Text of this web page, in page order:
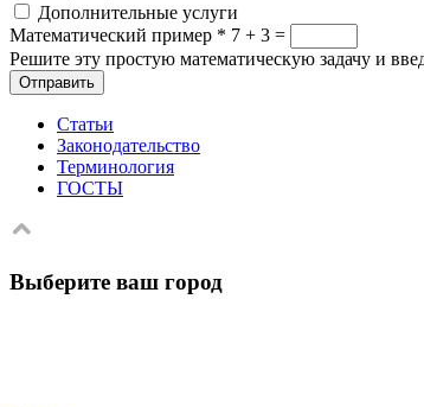
Дополнительные услуги
Математический пример * 7 + 3 =
Решите эту простую математическую задачу и
Отправить
Статьи
Законодательство
Терминология
ГОСТЫ
Выберите ваш город